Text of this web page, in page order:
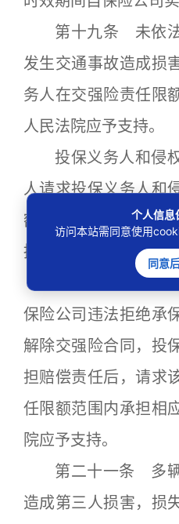
第十九条 未依法
发生交通事故造成损
务人在交强险责任限
人民法院应予支持。
投保义务人和侵权
人请求投保义务人和
额范围内承担连带责
持。
第二十条 具有从
保险公司违法拒绝承
解除交强险合同，投
担赔偿责任后，请求
任限额范围内承担相
院应予支持。
第二十一条 多辆
造成第三人损害，损
个人信息
访问本站需同意使用
同意